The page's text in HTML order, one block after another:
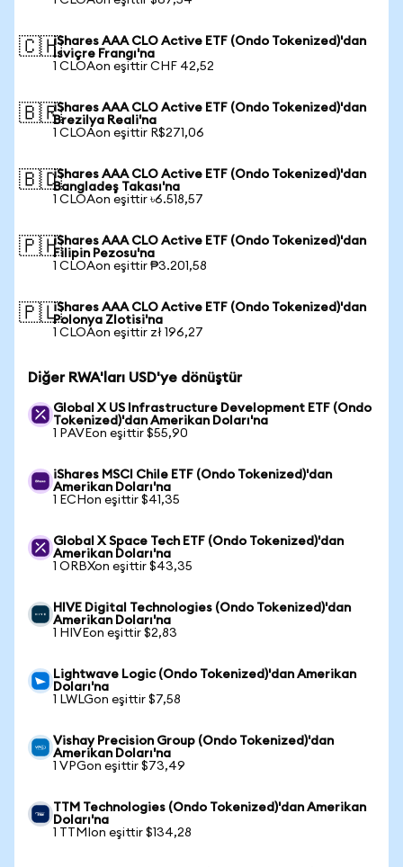
🇨🇭iShares AAA CLO Active ETF (Ondo Tokenized)'dan
İsviçre Frangı'na
1 CLOAon eşittir CHF 42,52
🇧🇷iShares AAA CLO Active ETF (Ondo Tokenized)'dan
Brezilya Reali'na
1 CLOAon eşittir R$271,06
🇧🇩iShares AAA CLO Active ETF (Ondo Tokenized)'dan
Bangladeş Takası'na
1 CLOAon eşittir ৳6.518,57
🇵🇭iShares AAA CLO Active ETF (Ondo Tokenized)'dan
Filipin Pezosu'na
1 CLOAon eşittir ₱3.201,58
🇵🇱iShares AAA CLO Active ETF (Ondo Tokenized)'dan
Polonya Zlotisi'na
1 CLOAon eşittir zł 196,27
Diğer RWA'ları USD'ye dönüştür
Global X US Infrastructure Development ETF (Ondo
Tokenized)'dan Amerikan Doları'na
1 PAVEon eşittir $55,90
iShares MSCI Chile ETF (Ondo Tokenized)'dan
Amerikan Doları'na
1 ECHon eşittir $41,35
Global X Space Tech ETF (Ondo Tokenized)'dan
Amerikan Doları'na
1 ORBXon eşittir $43,35
HIVE Digital Technologies (Ondo Tokenized)'dan
Amerikan Doları'na
1 HIVEon eşittir $2,83
Lightwave Logic (Ondo Tokenized)'dan Amerikan
Doları'na
1 LWLGon eşittir $7,58
Vishay Precision Group (Ondo Tokenized)'dan
Amerikan Doları'na
1 VPGon eşittir $73,49
TTM Technologies (Ondo Tokenized)'dan Amerikan
Doları'na
1 TTMIon eşittir $134,28